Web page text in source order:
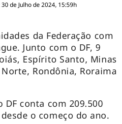
de Julho de 2024, 15:59h
da Federação com
Junto com o DF, 9
Espírito Santo, Minas
Rondônia, Roraima
conta com 209.500
o começo do ano.